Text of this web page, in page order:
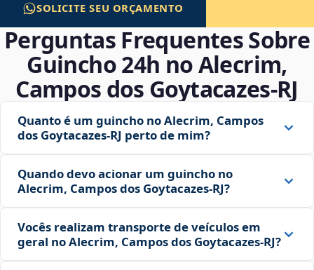
SOLICITE SEU ORÇAMENTO
Perguntas Frequentes Sobre
Guincho 24h no Alecrim,
Campos dos Goytacazes‑RJ
Quanto é um guincho no Alecrim, Campos
dos Goytacazes‑RJ perto de mim?
Quando devo acionar um guincho no
Alecrim, Campos dos Goytacazes‑RJ?
Vocês realizam transporte de veículos em
geral no Alecrim, Campos dos Goytacazes‑RJ?